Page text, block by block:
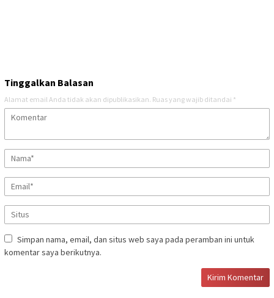
Tinggalkan Balasan
Alamat email Anda tidak akan dipublikasikan. Ruas yang wajib ditandai *
Simpan nama, email, dan situs web saya pada peramban ini untuk
komentar saya berikutnya.